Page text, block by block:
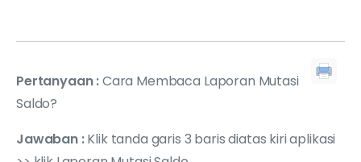
Pertanyaan :Cara Membaca Laporan Mutasi
Saldo?
Jawaban :Klik tanda garis 3 baris diatas kiri aplikasi